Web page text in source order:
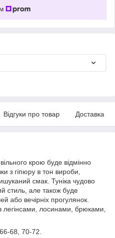
Відгуки про товар Доставка
крою буде відмінно
з гіпюру в тон вироби,
смак. Туніка чудово
стиль, але також буде
або вечірніх прогулянок.
легінсами, лосинами, брюками,
68, 70-72.